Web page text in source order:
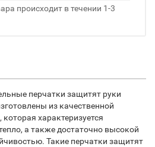
происходит в течении 1-3
перчатки защитят руки
из качественной
характеризуется
а также достаточно высокой
Такие перчатки защитят